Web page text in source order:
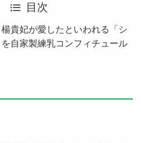
目次
貴妃が愛したといわれる「シ
自家製練乳コンフィチュール